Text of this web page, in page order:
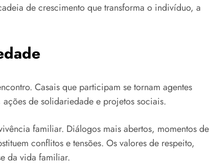
de crescimento que transforma o indivíduo, a
Casais que participam se tornam agentes
de solidariedade e projetos sociais.
familiar. Diálogos mais abertos, momentos de
conflitos e tensões. Os valores de respeito,
da vida familiar.